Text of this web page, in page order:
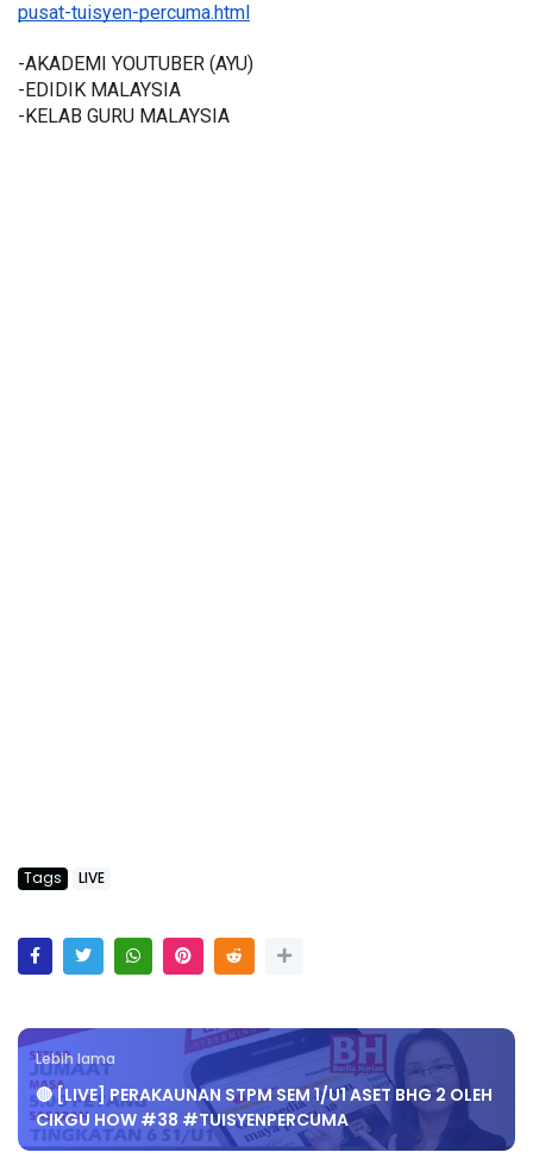
pusat-tuisyen-percuma.html
-AKADEMI YOUTUBER (AYU)
-EDIDIK MALAYSIA
-KELAB GURU MALAYSIA
Tags LIVE
Lebih lama
🔴 [LIVE] PERAKAUNAN STPM SEM 1/U1 ASET BHG 2 OLEH
CIKGU HOW #38 #TUISYENPERCUMA